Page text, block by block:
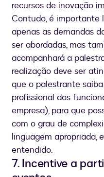
recursos de inovação
Contudo, é importante
apenas as demandas
ser abordadas, mas
acompanhará a
realização deve ser
que o palestrante
profissional dos
empresa), para que
com o grau de
linguagem apropriada,
entendido.
7. Incentive a